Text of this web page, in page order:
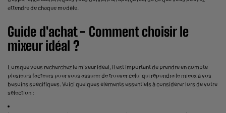
attendre de chaque modèle.
Guide d'achat - Comment choisir le
mixeur idéal ?
Lorsque vous recherchez le mixeur idéal, il est important de prendre en compte
plusieurs facteurs pour vous assurer de trouver celui qui répondra le mieux à vos
besoins spécifiques. Voici quelques éléments essentiels à considérer lors de votre
sélection :